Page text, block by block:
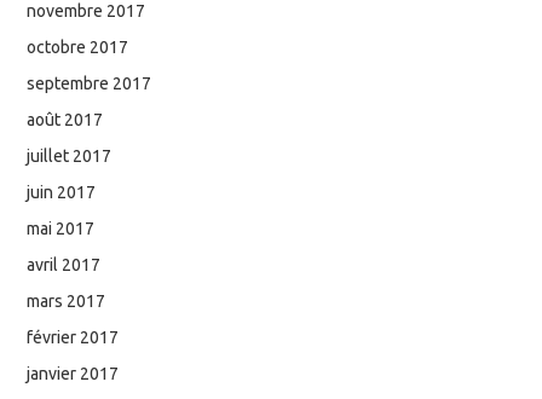
novembre 2017
octobre 2017
septembre 2017
août 2017
juillet 2017
juin 2017
mai 2017
avril 2017
mars 2017
février 2017
janvier 2017